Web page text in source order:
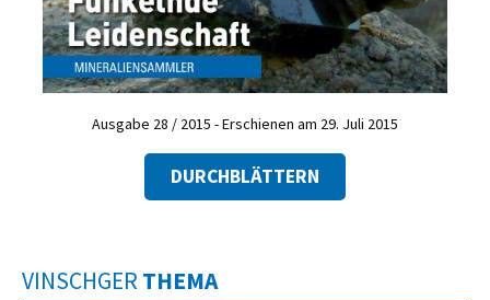
Ausgabe 28 / 2015 - Erschienen am 29. Juli 2015
DURCHBLÄTTERN
VINSCHGER THEMA